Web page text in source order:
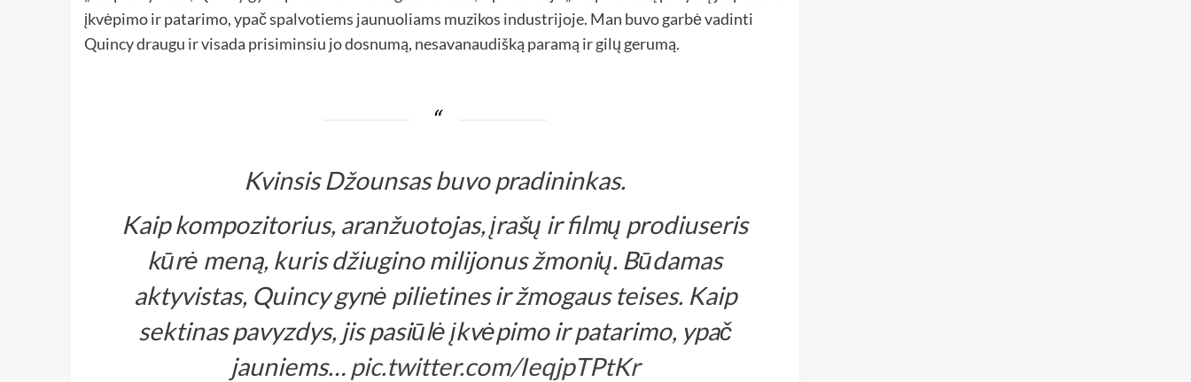
įkvėpimo ir patarimo, ypač spalvotiems jaunuoliams muzikos industrijoje. Man buvo garbė vadinti
Quincy draugu ir visada prisiminsiu jo dosnumą, nesavanaudišką paramą ir gilų gerumą.
Kvinsis Džounsas buvo pradininkas.
Kaip kompozitorius, aranžuotojas, įrašų ir filmų prodiuseris
kūrė meną, kuris džiugino milijonus žmonių. Būdamas
aktyvistas, Quincy gynė pilietines ir žmogaus teises. Kaip
sektinas pavyzdys, jis pasiūlė įkvėpimo ir patarimo, ypač
jauniems… pic.twitter.com/IeqjpTPtKr